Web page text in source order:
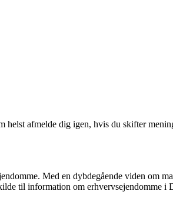
helst afmelde dig igen, hvis du skifter
Med en dybdegående viden om
til information om erhvervsejendomme i